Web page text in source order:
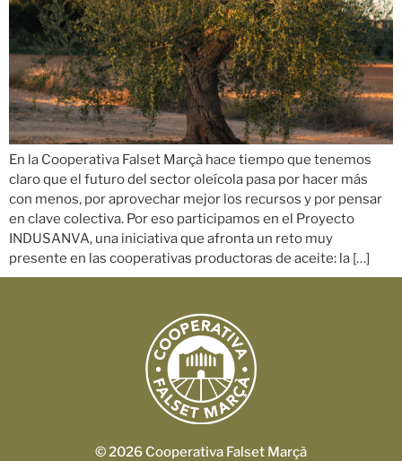
En la Cooperativa Falset Marçà hace tiempo que tenemos
claro que el futuro del sector oleícola pasa por hacer más
con menos, por aprovechar mejor los recursos y por pensar
en clave colectiva. Por eso participamos en el Proyecto
INDUSANVA, una iniciativa que afronta un reto muy
presente en las cooperativas productoras de aceite: la […]
© 2026 Cooperativa Falset Marçà